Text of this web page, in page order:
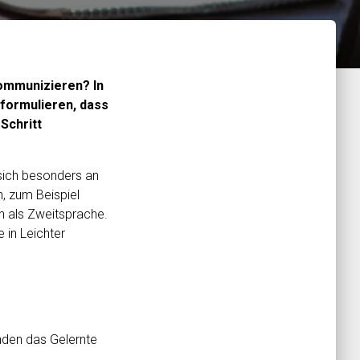
In
dass
besonders an
zum Beispiel
als Zweitsprache.
in Leichter
das Gelernte